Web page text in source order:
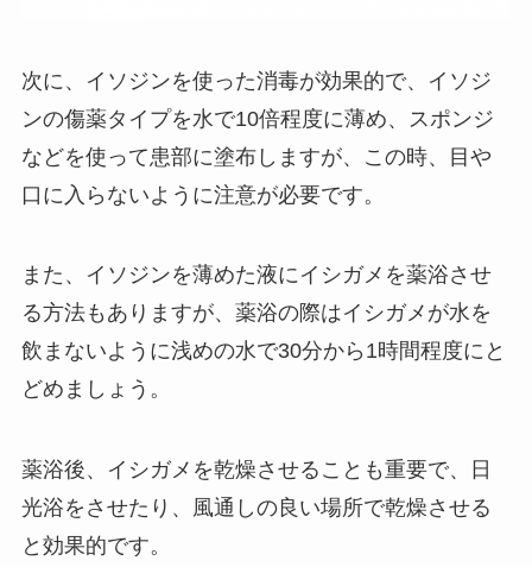
次に、イソジンを使った消毒が効果的で、イソジ
ンの傷薬タイプを水で10倍程度に薄め、スポンジ
などを使って患部に塗布しますが、この時、目や
口に入らないように注意が必要です。
また、イソジンを薄めた液にイシガメを薬浴させ
る方法もありますが、薬浴の際はイシガメが水を
飲まないように浅めの水で30分から1時間程度にと
どめましょう。
薬浴後、イシガメを乾燥させることも重要で、日
光浴をさせたり、風通しの良い場所で乾燥させる
と効果的です。